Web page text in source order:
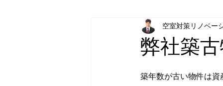
リノベーション事例紹介 満
弊社築
空室対策リノベ
築年数が古い物件は